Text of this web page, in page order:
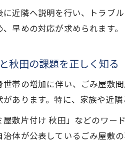
近隣へ説明を行い、トラブ
早めの対応が求められます。
秋田の課題を正しく知る
帯の増加に伴い、ごみ屋敷
あります。特に、家族や近
敷片付け 秋田」などのワー
体が公表しているごみ屋敷